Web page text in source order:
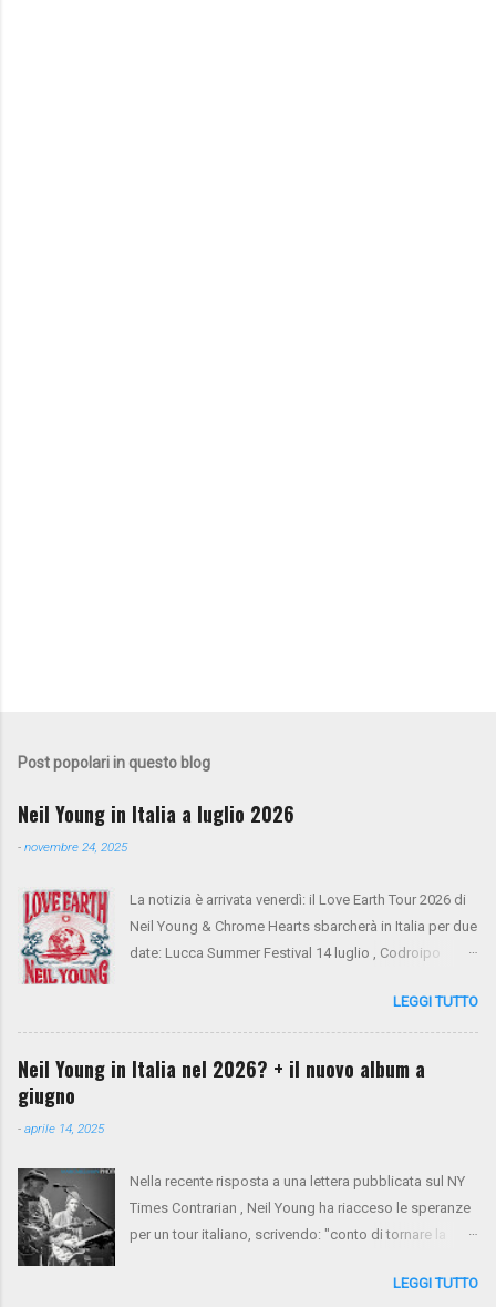
Post popolari in questo blog
Neil Young in Italia a luglio 2026
- novembre 24, 2025
La notizia è arrivata venerdì: il Love Earth Tour 2026 di
Neil Young & Chrome Hearts sbarcherà in Italia per due
date: Lucca Summer Festival 14 luglio , Codroipo
dopo 10 anni dall'ultima apparizione nel nostro
paese. Sul palco saliranno anche Spooner Oldham
(tastiere), Micah Nelson (chitarra, cori), Corey
vendita generale sarà aperta tramite Ticketone . Ecco
LEGGI TUTTO
Neil Young in Italia nel 2026? + il nuovo album a
giugno
- aprile 14, 2025
Nella recente risposta a una lettera pubblicata sul NY
Times Contrarian , Neil Young ha riacceso le speranze
per un tour italiano, scrivendo: "conto di tornare la
Non resta che aspettare e sperare. Intanto, il nuovo
LEGGI TUTTO